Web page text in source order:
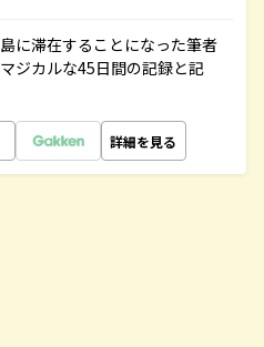
に滞在することになった筆者
ジカルな45日間の記録と記
詳細を見る